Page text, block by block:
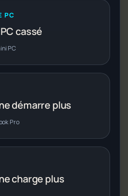
PC
cassé
PC
démarre plus
Pro
charge plus